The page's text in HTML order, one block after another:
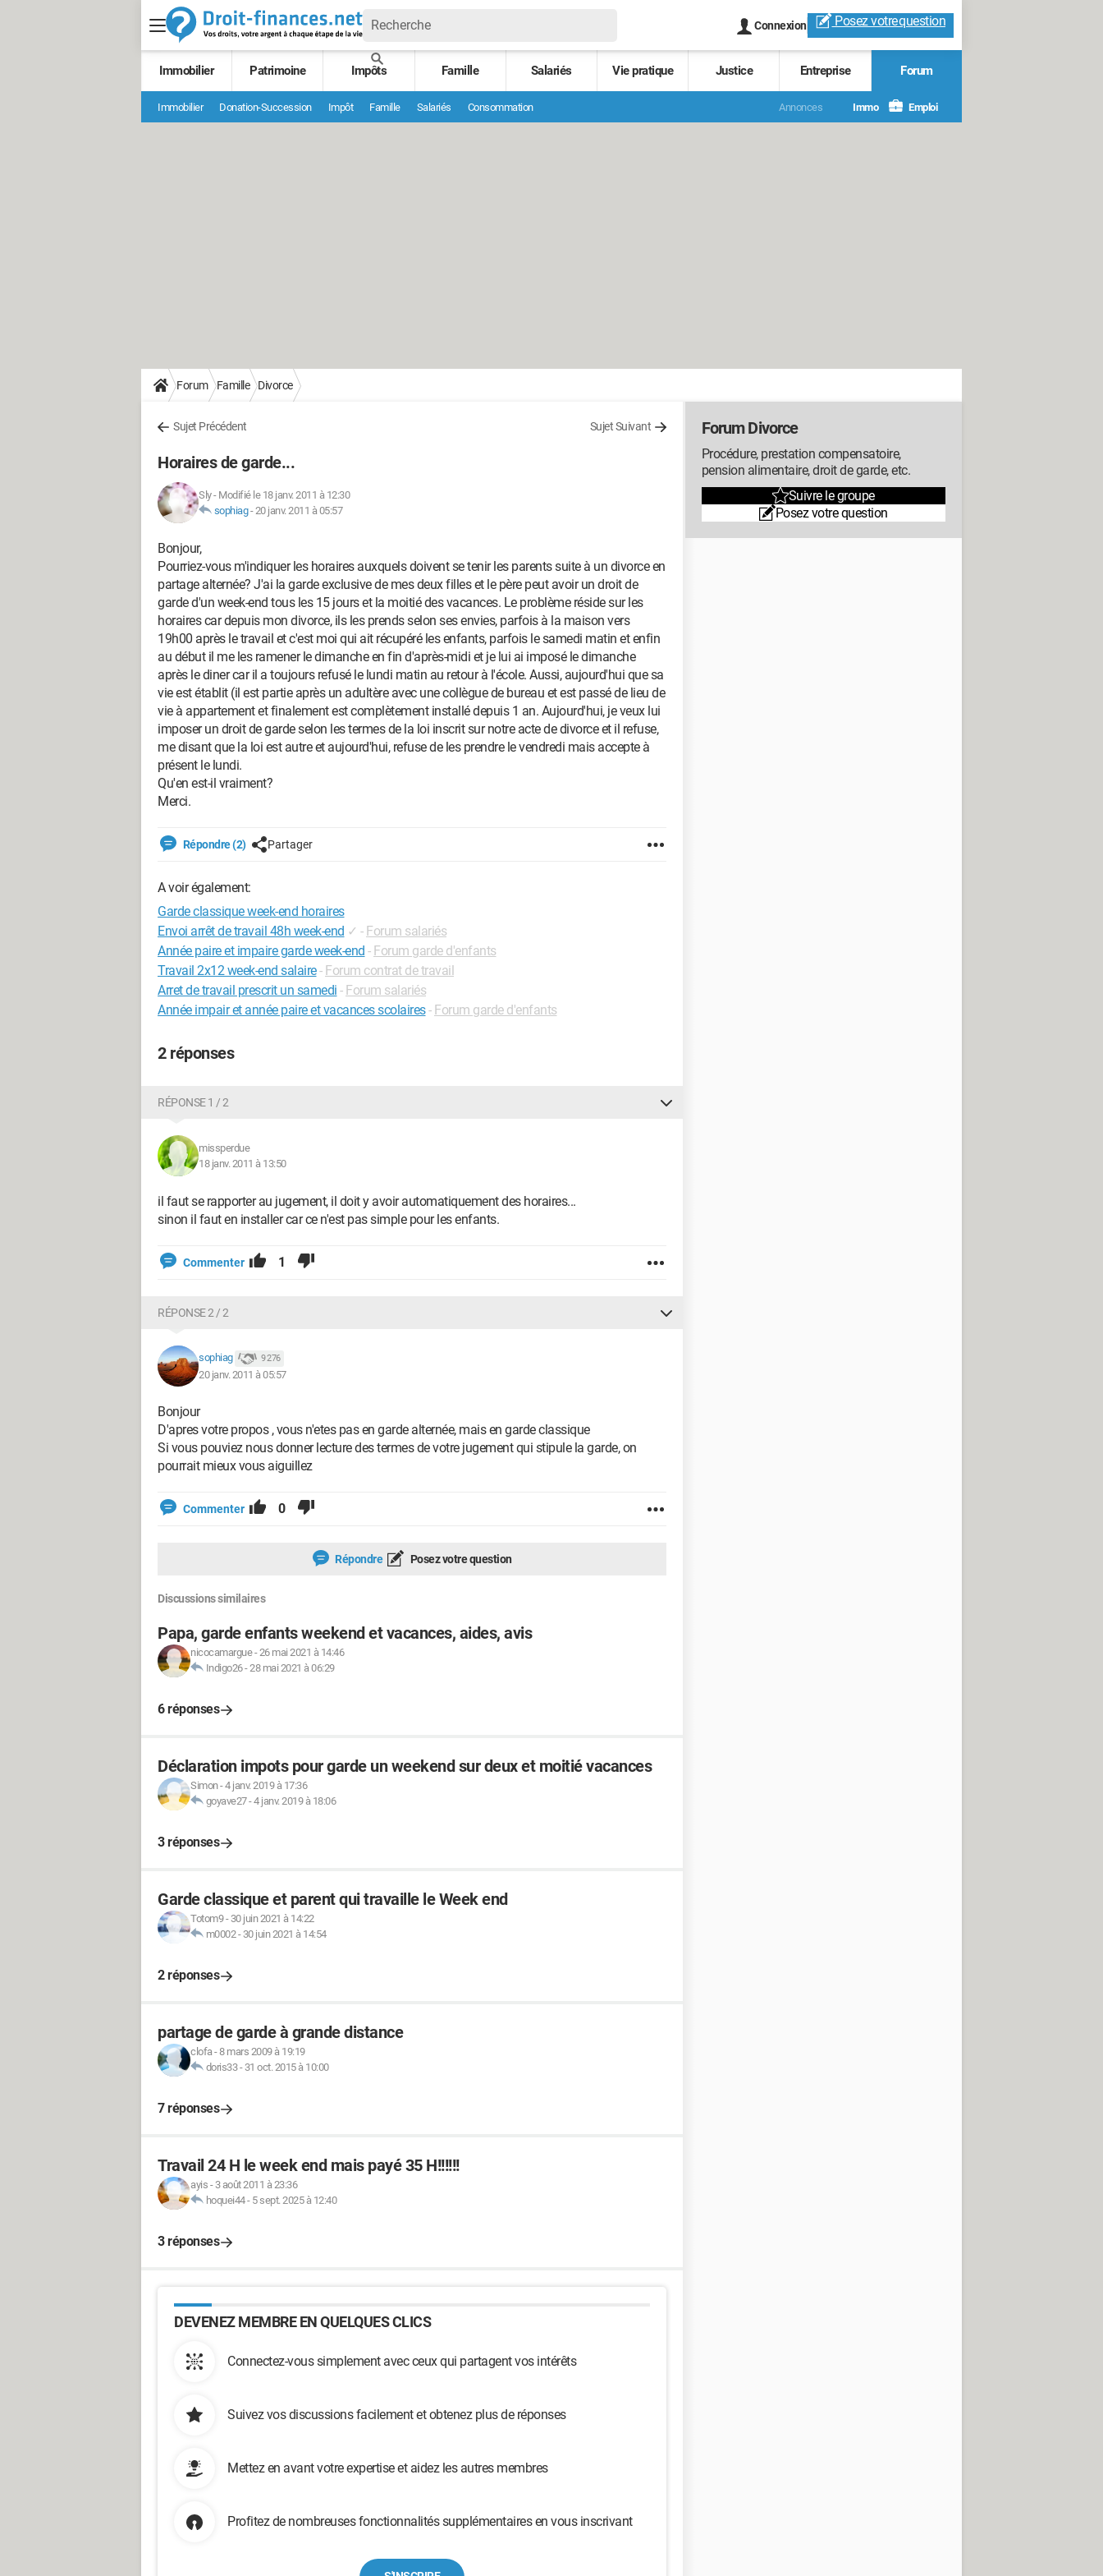
Connexion Posez votrequestion
Immobilier Patrimoine Impôts Famille Salariés Vie pratique Justice Entreprise Forum
Immobilier Donation-Succession Impôt Famille Salariés Consommation Annonces Immo Emploi
Forum Famille Divorce
Sujet Précédent Sujet Suivant
Horaires de garde...
Sly- Modifié le 18 janv. 2011 à 12:30
sophiag-20 janv. 2011 à 05:57
Bonjour,
Pourriez-vous m'indiquer les horaires auxquels doivent se tenir les parents suite à un divorce en
partage alternée? J'ai la garde exclusive de mes deux filles et le père peut avoir un droit de
garde d'un week-end tous les 15 jours et la moitié des vacances. Le problème réside sur les
horaires car depuis mon divorce, ils les prends selon ses envies, parfois à la maison vers
19h00 après le travail et c'est moi qui ait récupéré les enfants, parfois le samedi matin et enfin
au début il me les ramener le dimanche en fin d'après-midi et je lui ai imposé le dimanche
après le diner car il a toujours refusé le lundi matin au retour à l'école. Aussi, aujourd'hui que sa
vie est établit (il est partie après un adultère avec une collègue de bureau et est passé de lieu de
vie à appartement et finalement est complètement installé depuis 1 an. Aujourd'hui, je veux lui
imposer un droit de garde selon les termes de la loi inscrit sur notre acte de divorce et il refuse,
me disant que la loi est autre et aujourd'hui, refuse de les prendre le vendredi mais accepte à
présent le lundi.
Qu'en est-il vraiment?
Merci.
Répondre (2) Partager
A voir également:
Garde classique week-end horaires
Envoi arrêt de travail 48h week-end ✓ - Forum salariés
Année paire et impaire garde week-end - Forum garde d'enfants
Travail 2x12 week-end salaire- Forum contrat de travail
Arret de travail prescrit un samedi - Forum salariés
Année impair et année paire et vacances scolaires- Forum garde d'enfants
2 réponses
RÉPONSE 1 / 2
missperdue
18 janv. 2011 à 13:50
il faut se rapporter au jugement, il doit y avoir automatiquement des horaires...
sinon il faut en installer car ce n'est pas simple pour les enfants.
Commenter 1
RÉPONSE 2 / 2
sophiag 9 276
20 janv. 2011 à 05:57
Bonjour
D'apres votre propos , vous n'etes pas en garde alternée, mais en garde classique
Si vous pouviez nous donner lecture des termes de votre jugement qui stipule la garde, on
pourrait mieux vous aiguillez
Commenter 0
Répondre Posez votre question
Discussions similaires
Papa, garde enfants weekend et vacances, aides, avis
nicocamargue-26 mai 2021 à 14:46
Indigo26-28 mai 2021 à 06:29
6 réponses
Déclaration impots pour garde un weekend sur deux et moitié vacances
Simon-4 janv. 2019 à 17:36
goyave27-4 janv. 2019 à 18:06
3 réponses
Garde classique et parent qui travaille le Week end
Totom9- 30 juin 2021 à 14:22
m0002- 30 juin 2021 à 14:54
2 réponses
partage de garde à grande distance
clofa-8 mars 2009 à 19:19
doris33- 31 oct. 2015 à 10:00
7 réponses
Travail 24 H le week end mais payé 35 H!!!!!!
ayis - 3 août 2011 à 23:36
hoquei44- 5 sept. 2025 à 12:40
3 réponses
DEVENEZ MEMBRE EN QUELQUES CLICS
Connectez-vous simplement avec ceux qui partagent vos intérêts
Suivez vos discussions facilement et obtenez plus de réponses
Mettez en avant votre expertise et aidez les autres membres
Profitez de nombreuses fonctionnalités supplémentaires en vous inscrivant
Forum Divorce
Procédure, prestation compensatoire,
pension alimentaire, droit de garde, etc.
Suivre le groupe
Posez votre question